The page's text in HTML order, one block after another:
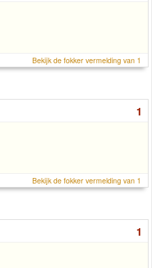
Bekijk de fokker vermelding van 1
1
Bekijk de fokker vermelding van 1
1